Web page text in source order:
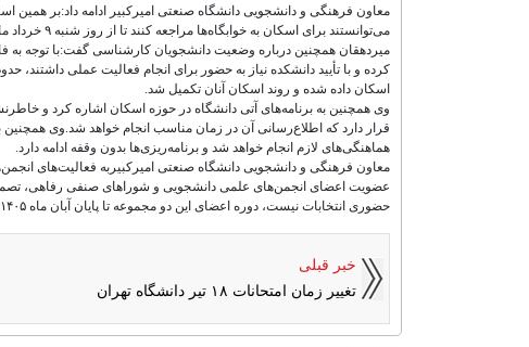
می‌توانستند برای اسکان به خوابگاه‌ها مراجعه کنند تا از روز شنبه ۹ خرداد ماه امکان حضور در کلاس‌های درس برای آنان فراهم شود.
اسکان داده شده‌ و روند اسکان آنان تکمیل شد.
وی همچنین به برنامه‌های آتی دانشگاه در حوزه اسکان اشاره کرد و
قرار دارد که اطلاع‌رسانی آن در زمان مناسب انجام خواهد شد.وی
هماهنگی‌های لازم انجام خواهد شد و برنامه‌ریزی‌ها بدون وقفه ادامه دارد.
معاون فرهنگی و دانشجویی دانشگاه صنعتی امیرکبیربه فعالیت‌های
عضویت اعضای انجمن‌های علمی دانشجویی و شوراهای صنفی رفاهی،
حضوری انتخابات نیست، دوره اعضای این دو مجموعه تا پایان آبان ماه ۱۴۰۵ که موعد بعدی انتخابات است، تمدید گردد.
خبر قبلی
تغییر زمان امتحانات ۱۸ تیر دانشگاه تهران